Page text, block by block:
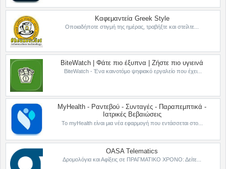
Καφεμαντεία Greek Style
Οποιαδήποτε στιγμή της ημέρας, τραβήξτε και στείλτε...
BiteWatch | Φάτε πιο έξυπνα | Ζήστε πιο υγιεινά
BiteWatch - Ένα καινοτόμο ψηφιακό εργαλείο που έχει...
MyHealth - Ραντεβού - Συνταγές - Παραπεμπτικά -
Ιατρικές Βεβαιώσεις
Το myHealth είναι μια νέα εφαρμογή που εντάσσεται στο...
OASA Telematics
Δρομολόγια και Αφίξεις σε ΠΡΑΓΜΑΤΙΚΟ ΧΡΟΝΟ: Δείτε...